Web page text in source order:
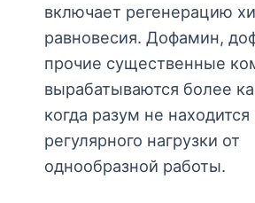
включает регенерацию
равновесия. Дофамин,
прочие существенные
вырабатываются более
когда разум не
регулярного нагрузки от
однообразной работы.